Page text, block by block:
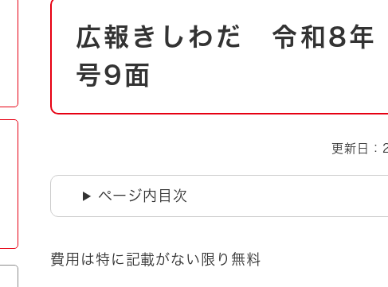
本
広報きしわだ 令和8
号9面
更新日
ページ内目次
​​費用は特に記載がない限り無料